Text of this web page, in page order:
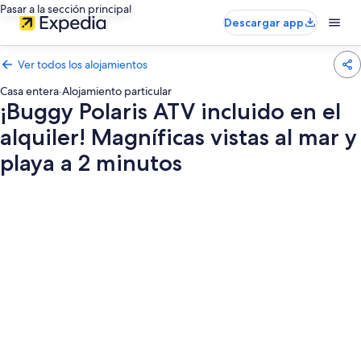
Pasar a la sección principal
Descargar app
Ver todos los alojamientos
Casa entera·Alojamiento particular
¡Buggy Polaris ATV incluido en el
alquiler! Magníficas vistas al mar y
playa a 2 minutos